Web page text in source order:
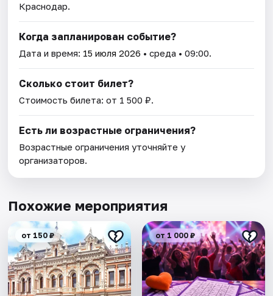
Краснодар.
Когда запланирован событие?
Дата и время: 15 июля 2026 • среда • 09:00.
Сколько стоит билет?
Стоимость билета: от 1 500 ₽.
Есть ли возрастные ограничения?
Возрастные ограничения уточняйте у
организаторов.
Похожие мероприятия
от 150 ₽ от 1 000 ₽